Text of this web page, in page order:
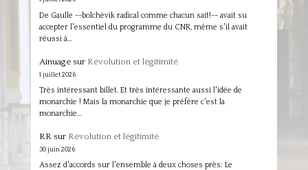
De Gaulle --bolchévik radical comme chacun sait!-- avait su
accepter l'essentiel du programme du CNR, même s'il avait
réussi à…
Ainuagesur Révolution et légitimité
1 juillet 2026
Très intéressant billet. Et très intéressante aussi l'idée de
monarchie ! Mais la monarchie que je préfère c'est la
monarchie…
RR sur Révolution et légitimité
30 juin 2026
Assez d'accords sur l'ensemble à deux choses près: Le